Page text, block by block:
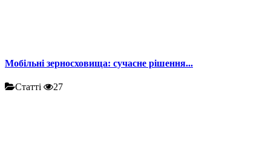
Мобільні зерносховища: сучасне рішення...
Статті 27